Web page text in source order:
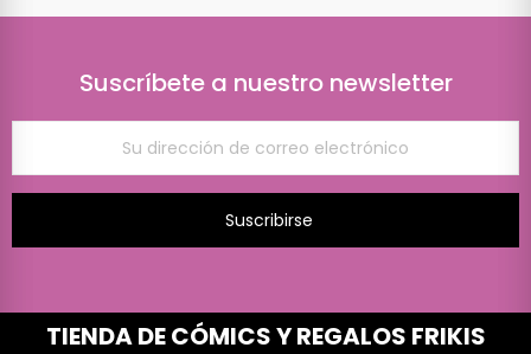
Suscríbete a nuestro newsletter
Suscribirse
TIENDA DE CÓMICS Y REGALOS FRIKIS